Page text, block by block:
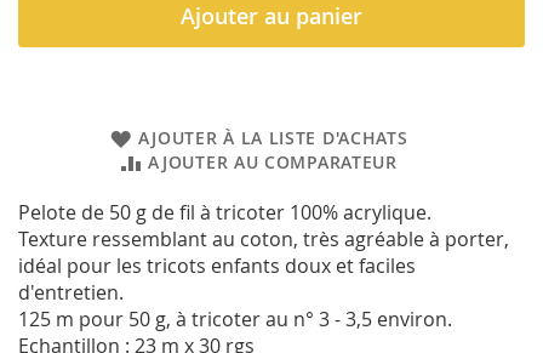
Ajouter au panier
AJOUTER À LA LISTE D'ACHATS
AJOUTER AU COMPARATEUR
Pelote de 50 g de fil à tricoter 100% acrylique.
Texture ressemblant au coton, très agréable à porter,
idéal pour les tricots enfants doux et faciles
d'entretien.
125 m pour 50 g, à tricoter au n° 3 - 3,5 environ.
Echantillon : 23 m x 30 rgs